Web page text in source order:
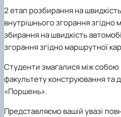
Результати
Монографії
Методичні
2 етап розбирання на
внутрішнього згорання згідно
збирання на швидкість
згорання згідно маршрутної
Студенти змагалися між собою
факультету конструювання та
«Поршень».
Представляємо вашій увазі